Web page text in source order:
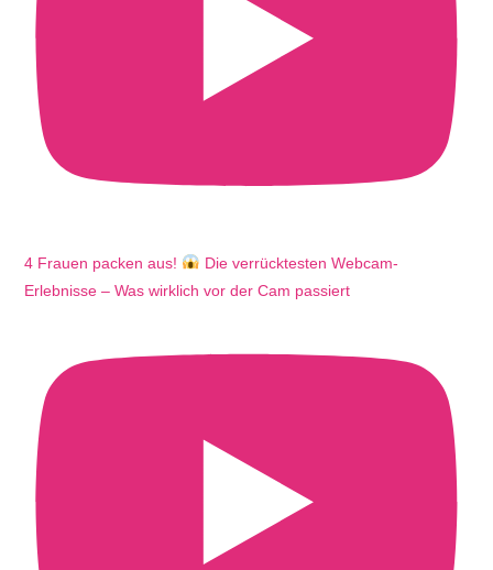
4 Frauen packen aus!
Die verrücktesten Webcam-
Erlebnisse – Was wirklich vor der Cam passiert